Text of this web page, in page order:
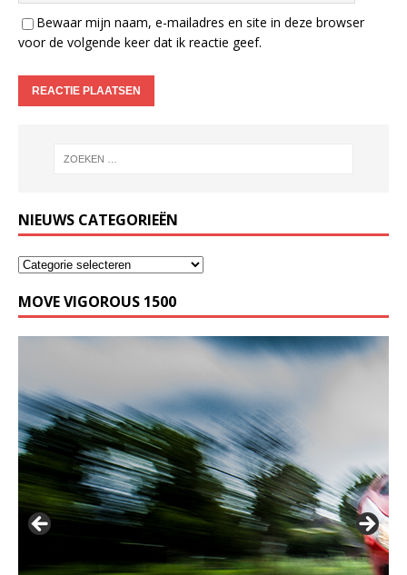
Bewaar mijn naam, e-mailadres en site in deze browser
voor de volgende keer dat ik reactie geef.
NIEUWS CATEGORIEËN
MOVE VIGOROUS 1500